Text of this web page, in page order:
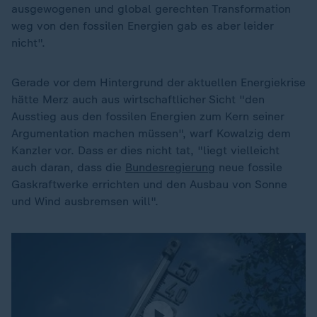
ausgewogenen und global gerechten Transformation
weg von den fossilen Energien gab es aber leider
nicht".
Gerade vor dem Hintergrund der aktuellen Energiekrise
hätte Merz auch aus wirtschaftlicher Sicht "den
Ausstieg aus den fossilen Energien zum Kern seiner
Argumentation machen müssen", warf Kowalzig dem
Kanzler vor. Dass er dies nicht tat, "liegt vielleicht
auch daran, dass die Bundesregierung neue fossile
Gaskraftwerke errichten und den Ausbau von Sonne
und Wind ausbremsen will".